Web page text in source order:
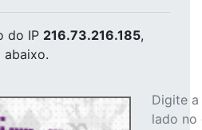
do IP 216.73.216.185,
abaixo.
Digite
lado no